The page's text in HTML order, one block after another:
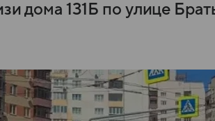
дома 131Б по улице